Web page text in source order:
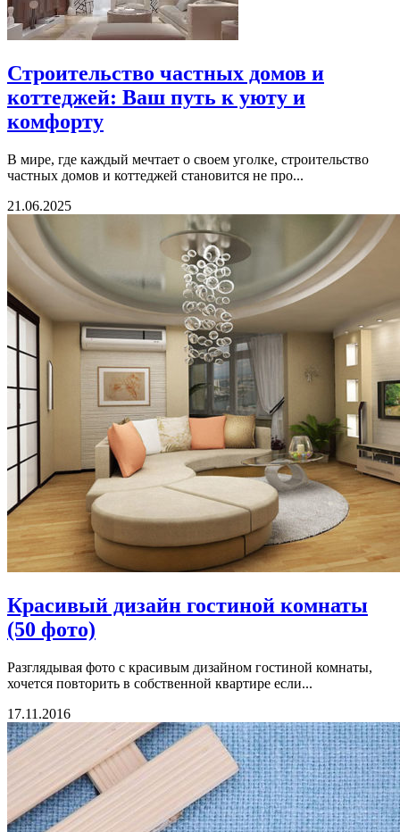
Строительство частных домов и
коттеджей: Ваш путь к уюту и
комфорту
В мире, где каждый мечтает о своем уголке, строительство
частных домов и коттеджей становится не про...
21.06.2025
Красивый дизайн гостиной комнаты
(50 фото)
Разглядывая фото с красивым дизайном гостиной комнаты,
хочется повторить в собственной квартире если...
17.11.2016